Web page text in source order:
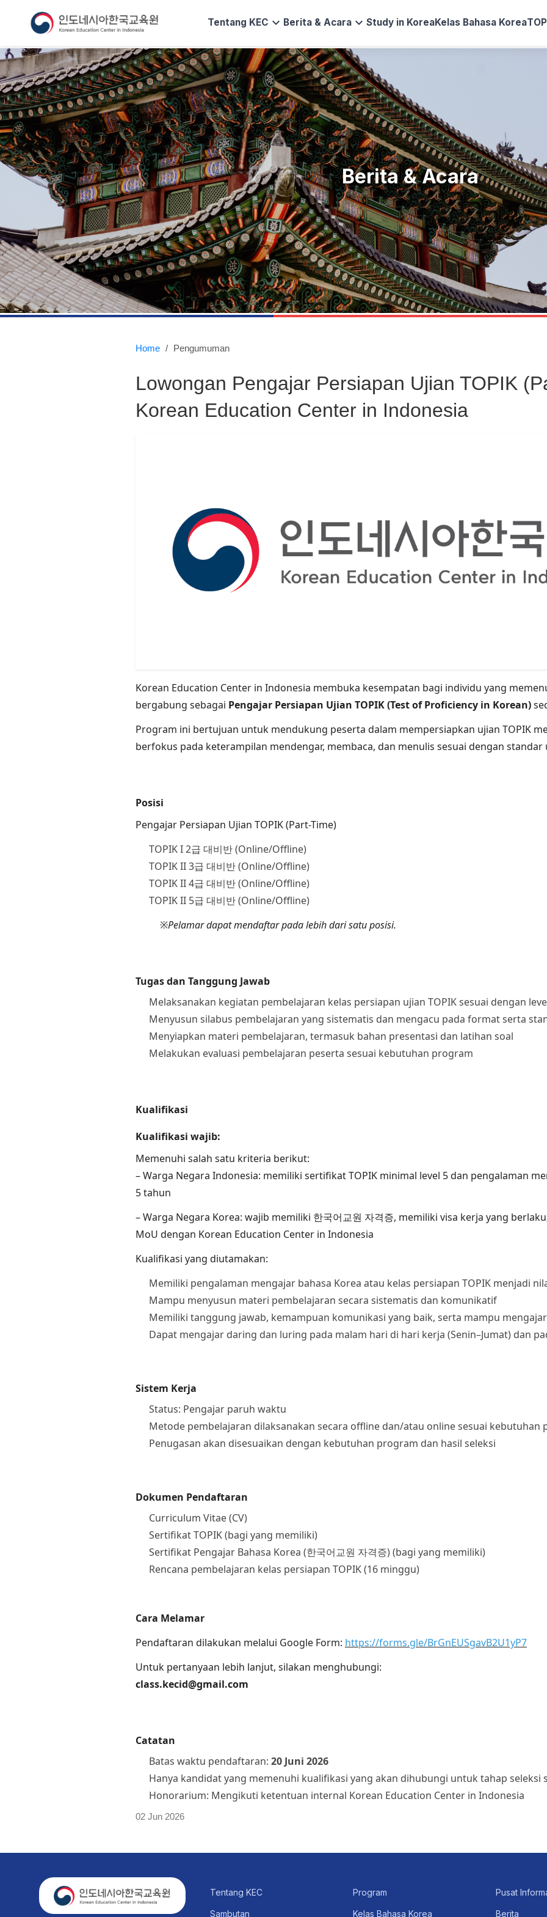
Tentang KEC expand_more Berita & Acara expand_moreStudy in KoreaKelas Bahasa Korea
Berita & Acara
Home / Pengumuman
Lowongan Pengajar Persiapan Ujian TOPIK
Korean Education Center in Indonesia
Korean Education Center in Indonesia membuka kesempatan bagi individu yang
bergabung sebagai Pengajar Persiapan Ujian TOPIK (Test of Proficiency in Korean)
Program ini bertujuan untuk mendukung peserta dalam mempersiapkan ujian TOPIK
berfokus pada keterampilan mendengar, membaca, dan menulis sesuai dengan standar
Posisi
Pengajar Persiapan Ujian TOPIK (Part-Time)
TOPIK I 2급 대비반 (Online/Offline)
TOPIK II 3급 대비반 (Online/Offline)
TOPIK II 4급 대비반 (Online/Offline)
TOPIK II 5급 대비반 (Online/Offline)
※Pelamar dapat mendaftar pada lebih dari satu posisi.
Tugas dan Tanggung Jawab
Melaksanakan kegiatan pembelajaran kelas persiapan ujian TOPIK sesuai dengan
Menyusun silabus pembelajaran yang sistematis dan mengacu pada format serta
Menyiapkan materi pembelajaran, termasuk bahan presentasi dan latihan soal
Melakukan evaluasi pembelajaran peserta sesuai kebutuhan program
Kualifikasi
Kualifikasi wajib:
Memenuhi salah satu kriteria berikut:
– Warga Negara Indonesia: memiliki sertifikat TOPIK minimal level 5 dan pengalaman
5 tahun
– Warga Negara Korea: wajib memiliki 한국어교원 자격증, memiliki visa kerja yang
MoU dengan Korean Education Center in Indonesia
Kualifikasi yang diutamakan:
Memiliki pengalaman mengajar bahasa Korea atau kelas persiapan TOPIK menjadi
Mampu menyusun materi pembelajaran secara sistematis dan komunikatif
Memiliki tanggung jawab, kemampuan komunikasi yang baik, serta mampu
Dapat mengajar daring dan luring pada malam hari di hari kerja (Senin–Jumat) dan
Sistem Kerja
Status: Pengajar paruh waktu
Metode pembelajaran dilaksanakan secara offline dan/atau online sesuai kebutuhan
Penugasan akan disesuaikan dengan kebutuhan program dan hasil seleksi
Dokumen Pendaftaran
Curriculum Vitae (CV)
Sertifikat TOPIK (bagi yang memiliki)
Sertifikat Pengajar Bahasa Korea (한국어교원 자격증) (bagi yang memiliki)
Rencana pembelajaran kelas persiapan TOPIK (16 minggu)
Cara Melamar
Pendaftaran dilakukan melalui Google Form: https://forms.gle/BrGnEUSgavB2U1yP7
Untuk pertanyaan lebih lanjut, silakan menghubungi:
class.kecid@gmail.com
Catatan
Batas waktu pendaftaran: 20 Juni 2026
Hanya kandidat yang memenuhi kualifikasi yang akan dihubungi untuk tahap seleksi
Honorarium: Mengikuti ketentuan internal Korean Education Center in Indonesia
02 Jun 2026
Tentang KEC
Sambutan
Program
Kelas Bahasa Korea
Pusat
Berita